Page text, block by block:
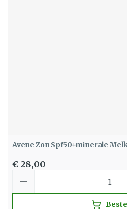
Avene Zon Spf50+minerale
€ 28,00